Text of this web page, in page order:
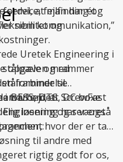
service, fejlfinding og
og
stålpæle og rammer
forbindelse
Engineering har været
fordel, at man har ét
nem kommunikation,”
Uretek Engineering i
opgaven med
til
BESS, DTS, DC boxe
tvivl om, at ScrewFast
løsning og ser også
hvor der er tale
til andre med
rigtig godt for os,